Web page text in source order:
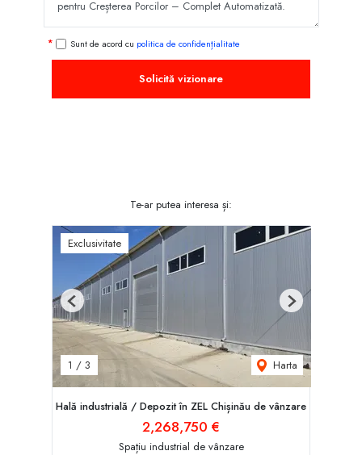
Sunt de acord cu politica de confidențialitate
Solicită vizionare
Te-ar putea interesa și:
Exclusivitate
1 / 3 Harta
Previous Next
Hală industrială / Depozit în ZEL Chișinău de vânzare
2,268,750 €
Spațiu industrial de vânzare